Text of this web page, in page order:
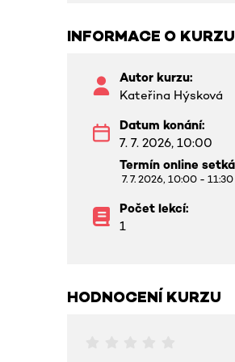
INFORMACE O KURZU
Autor kurzu:
Kateřina Hýsková
Datum konání:
7. 7. 2026, 10:00
7. 7. 2026, 10:00 - 11:30
Počet lekcí:
1
HODNOCENÍ KURZU